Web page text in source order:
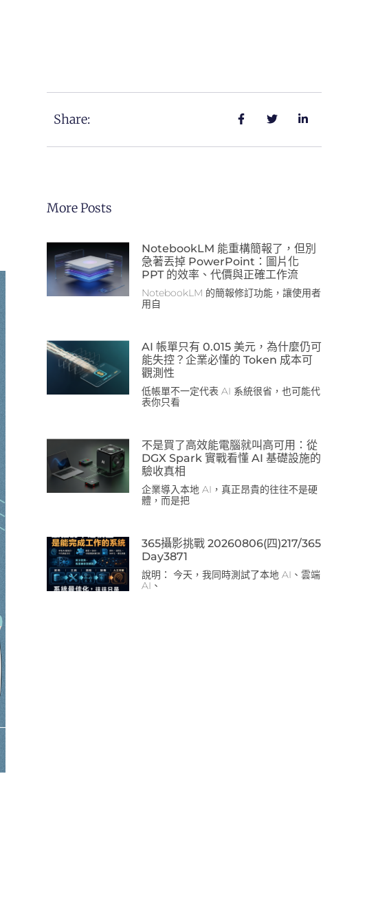
Share:
More Posts
NotebookLM 能重構簡報了，但別
急著丟掉 PowerPoint：圖片化
PPT 的效率、代價與正確工作流
NotebookLM 的簡報修訂功能，讓使用者
用自
AI 帳單只有 0.015 美元，為什麼仍可
能失控？企業必懂的 Token 成本可
觀測性
低帳單不一定代表 AI 系統很省，也可能代
表你只看
不是買了高效能電腦就叫高可用：從
DGX Spark 實戰看懂 AI 基礎設施的
驗收真相
企業導入本地 AI，真正昂貴的往往不是硬
體，而是把
365攝影挑戰 20260806(四)217/365
Day3871
說明： 今天，我同時測試了本地 AI、雲端
AI、